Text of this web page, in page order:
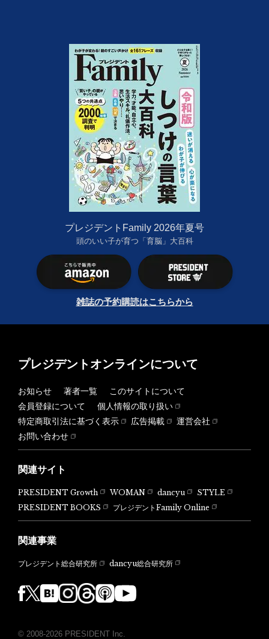
プレジデントFamily 2026年夏号
頭のいい子が育つ「育脳」大百科
雑誌の予約購読はこちらから
プレジデントオンラインについて
お知らせ 著者一覧
このサイトについて
会員登録について
個人情報の取り扱い
特定商取引法に基づく表示
広告掲載
運営会社
お問い合わせ
関連サイト
PRESIDENT Growth WOMAN dancyu
STYLE
PRESIDENT BOOKS
プレジデントFamily Online
関連事業
プレジデント総合研究所 dancyu総合研究所
© 2008-2026 PRESIDENT Inc.